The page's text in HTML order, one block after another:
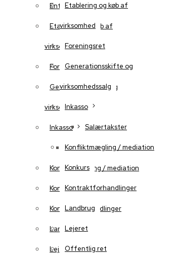
Etablering og køb af
virksomhed
Foreningsret
Generationsskifte og
virksomhedssalg
Inkasso
Salærtakster
Konfliktmægling / mediation
Konkurs
Kontraktforhandlinger
Landbrug
Lejeret
Offentlig ret
Entrepriseret
Etablering og køb af
virksomhed
Foreningsret
Generationsskifte og
virksomhedssalg
Inkasso
Salærtakster
Konfliktmægling / mediation
Konkurs
Kontraktforhandlinger
Landbrug
Lejeret